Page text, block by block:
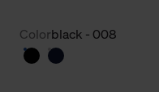
Colorblack - 008